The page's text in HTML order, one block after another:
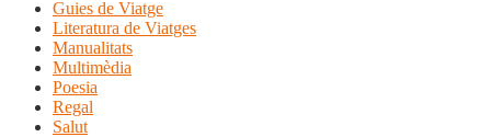
Guies de Viatge
Literatura de Viatges
Manualitats
Multimèdia
Poesia
Regal
Salut